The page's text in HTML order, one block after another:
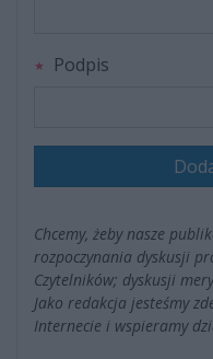
Podpis
Chcemy, żeby nasze
rozpoczynania dyskusji
Czytelników; dyskusji
Jako redakcja jesteśmy
Internecie i wspieramy